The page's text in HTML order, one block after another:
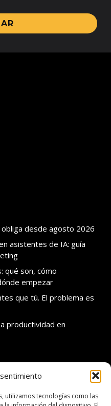
utilizamos tecnologías como las
desde agosto 2026
asistentes de IA: guía
qué son, cómo
empezar
que tú. El problema es
productividad en